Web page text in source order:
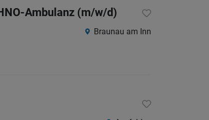
Ambulanz (m/w/d)
Braunau am Inn